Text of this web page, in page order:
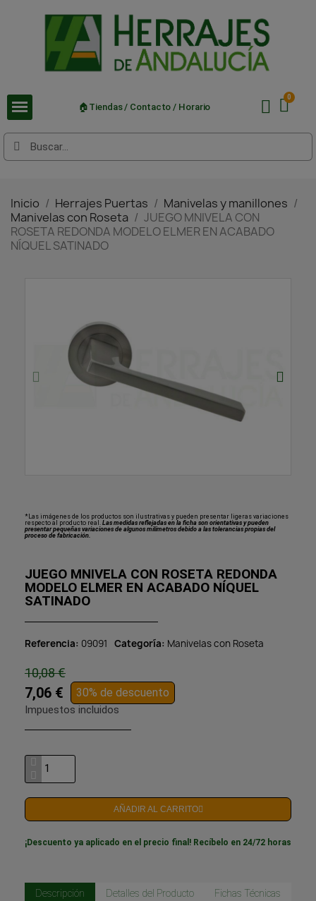
🏠Tiendas / Contacto / Horario
Inicio Herrajes Puertas
Manivelas y manillones
Manivelas con Roseta
JUEGO MNIVELA CON
ROSETA REDONDA MODELO ELMER EN ACABADO
NÍQUEL SATINADO
*Las imágenes de los productos son ilustrativas y pueden presentar ligeras variaciones
respecto al producto real. Las medidas reflejadas en la ficha son orientativas y pueden
presentar pequeñas variaciones de algunos milímetros debido a las tolerancias propias del
proceso de fabricación.
JUEGO MNIVELA CON ROSETA REDONDA
MODELO ELMER EN ACABADO NÍQUEL
SATINADO
Referencia 09091 Categoría Manivelas con Roseta
10,08 €
7,06 € 30% de descuento
Impuestos incluidos
AÑADIR AL CARRITO
¡Descuento ya aplicado en el precio final! Recíbelo en 24/72 horas
Descripción Detalles del Producto Fichas Técnicas